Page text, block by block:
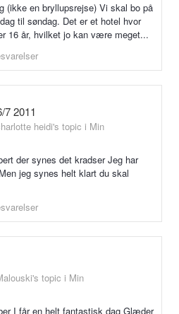
(ikke en bryllupsrejse) Vi skal bo på
til søndag. Det er et hotel hvor
16 år, hvilket jo kan være meget...
7 2011
heidi's topic i Min
der synes det kradser Jeg har
jeg synes helt klart du skal
topic i Min
I får en helt fantastisk dag Glæder